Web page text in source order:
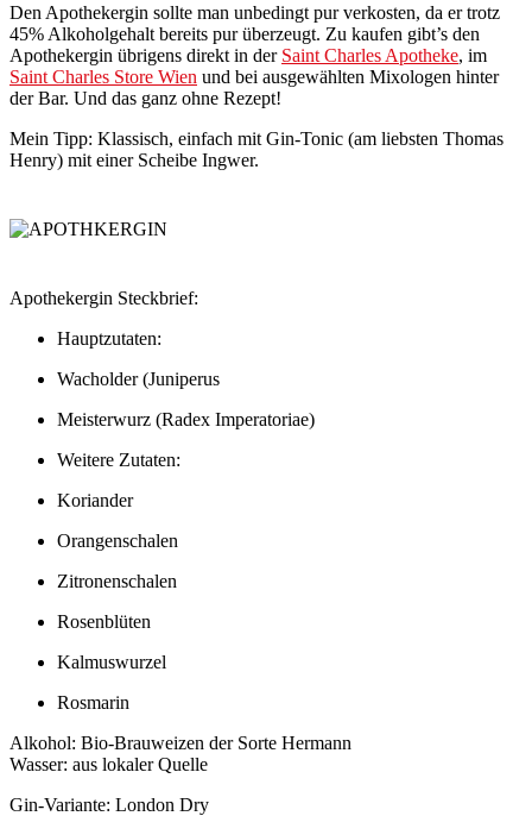
Den Apothekergin sollte man unbedingt pur verkosten, da er trotz
45% Alkoholgehalt bereits pur überzeugt. Zu kaufen gibt’s den
Apothekergin übrigens direkt in der Saint Charles Apotheke, im
Saint Charles Store Wien und bei ausgewählten Mixologen hinter
der Bar. Und das ganz ohne Rezept!
Mein Tipp: Klassisch, einfach mit Gin-Tonic (am liebsten Thomas
Henry) mit einer Scheibe Ingwer.
Apothekergin Steckbrief:
Hauptzutaten:
Wacholder (Juniperus
Meisterwurz (Radex Imperatoriae)
Weitere Zutaten:
Koriander
Orangenschalen
Zitronenschalen
Rosenblüten
Kalmuswurzel
Rosmarin
Alkohol: Bio-Brauweizen der Sorte Hermann
Wasser: aus lokaler Quelle
Gin-Variante: London Dry